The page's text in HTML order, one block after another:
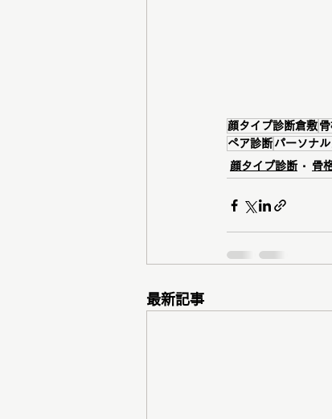
顔タイプ診断倉敷
ペア診断 パーソナ
顔タイプ診断
骨
最新記事